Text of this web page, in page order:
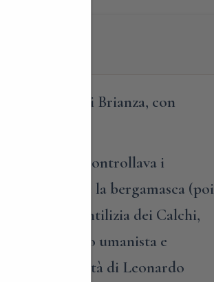
dei vigneti di Brianza, con
dalla collina controllava i
di Milano e la bergamasca (poi
la dimora gentilizia dei Calchi,
coltissimo umanista e
l’ospitalità di Leonardo